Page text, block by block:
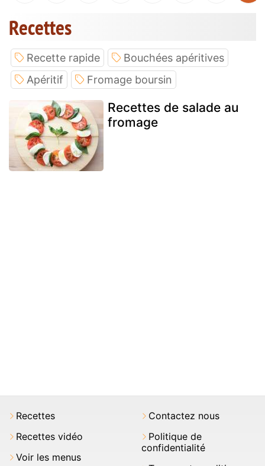
Recettes
Recette rapide
Bouchées apéritives
Apéritif
Fromage boursin
Recettes de salade au
fromage
Recettes
Recettes vidéo
Voir les menus
Contactez nous
Politique de
confidentialité